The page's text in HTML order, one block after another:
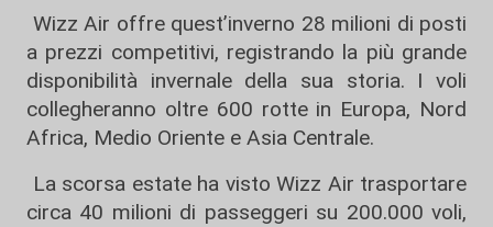
Wizz Air offre quest’inverno 28 milioni di posti
a prezzi competitivi, registrando la più grande
disponibilità invernale della sua storia. I voli
collegheranno oltre 600 rotte in Europa, Nord
Africa, Medio Oriente e Asia Centrale.
La scorsa estate ha visto Wizz Air trasportare
circa 40 milioni di passeggeri su 200.000 voli,